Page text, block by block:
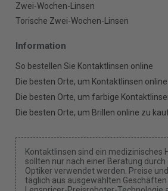
Zwei-Wochen-Linsen
Torische Zwei-Wochen-Linsen
Information
So bestellen Sie Kontaktlinsen online
Die besten Orte, um Kontaktlinsen
Die besten Orte, um farbige
Die besten Orte, um Brillen online zu
Kontaktlinsen sind ein medizinisches
sollten nur nach einer Beratung
Optiker verwendet werden. Preise
täglich aus ausgewählten